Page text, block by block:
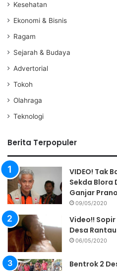
Kesehatan
Ekonomi & Bisnis
Ragam
Sejarah & Budaya
Advertorial
Tokoh
Olahraga
Teknologi
Berita Terpopuler
VIDEO! Tak
Sekda Blora
Ganjar
09/05/2020
Video!!
Desa
06/05/2020
Bentrok 2